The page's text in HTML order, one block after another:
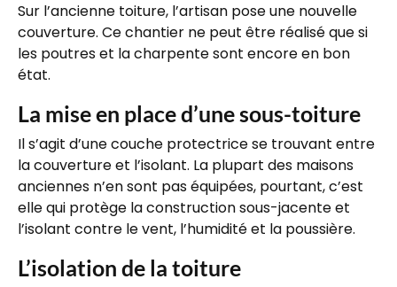
Sur l’ancienne toiture, l’artisan pose une nouvelle
couverture. Ce chantier ne peut être réalisé que si
les poutres et la charpente sont encore en bon
état.
La mise en place d’une sous-toiture
Il s’agit d’une couche protectrice se trouvant entre
la couverture et l’isolant. La plupart des maisons
anciennes n’en sont pas équipées, pourtant, c’est
elle qui protège la construction sous-jacente et
l’isolant contre le vent, l’humidité et la poussière.
L’isolation de la toiture